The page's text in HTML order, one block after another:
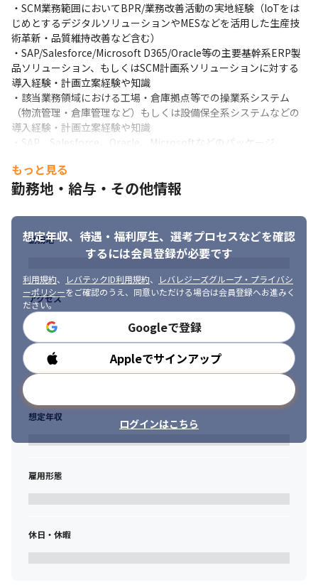
そのため、お客様と新業務を定義し、ルールを具体化し、課題の
対応方針を定めるなどのコンサルティングワークを行います。ま
た、その内容をERPやデジタルソリューションに落とし込み、新
業務がお客様の業務として定着化するまでを支援します。
・該当業務領域での全体を俯瞰したうえで、適切なソリューショ
ン・テクノロジーを組み合わせて効果創出・デジタル変革を推進
することが必要となります。単一のパッケージや技術ソリューシ
ョンの枠組で検討するのでなく、基幹系IT～操業系OTまでを横断
して複数の技術を組み合わせ効果を最大限に創出する能力が必要
ルタント/アーキテクトとしてキャリアパスを歩むことが期待され
ます。
が求められます。CXOクラスをはじめとする各ステークホルダー
に新たな業務革新を提案・実行を推進していく業務コンサルタン
トとしてのスキルが必要となります。
- 同時に広く技術動向に深い理解をもち、実地で積み上げた知見・
経験をベースに日進月歩の最新技術を組合せシステム設計・実装
から計画通りに稼働させることのできるIT/テクノロジーコンサル
タントとしてのスキルが必要となります。
・コンサルタントとして、システム化企画や刷新計画などの最上
流フェーズから参画しプロジェクトの目的やゴール設定から携わ
れることが多く、よりビジネスの経営層に近いところで業務する
ことが可能です。ベンダーから中立な立場で、お客様に最も適切
なソリューションを組合せ評価、選定することが可能です。テク
ノロジーの目利きとして特定のソリューションに縛られることの
ないコンサルテーションを提供することが弊社の最大の特徴の一
· お客様のリクエストの要件や整理
· 提案に必要となる情報収集と、これに基づく提案戦略インプット
の作成(例えば、製品やサービスの機能比較、方法論等の比較、
· 要件に応じた最適なソリューション選定と提案
面談を通じて適切なポジションをご提案させていただきます。な
・SCM業務範囲においてBPR/業務改善活動の実地経験（IoTをは
じめとするデジタルソリューションやMESなどを活用した生産技
術革新・品質維持改善など含む）
・SAP/Salesforce/Microsoft D365/Oracle等の主要基幹系ERP製
品ソリューション、もしくはSCM計画系ソリューションに対する
導入経験・計画立案経験や知識
・該当業務領域における工場・倉庫拠点等での操業系システム
（物流管理・倉庫管理など）もしくは設備保全系システムなどの
導入経験・計画立案経験や知識
・SAP、Salesforce、Oracle、Microsoftなどのパッケージ
もっと見る
勤務地・給与・その他情報
想定年収、待遇・福利厚生、 選考プロセスなどを確認
するには会員登録が必要です
利用規約、 レバテックID利用規約、
レバレジーズグループ・プライバシ
ーポリシーをご確認のうえ、同意いただける場合は会員登録へお進みく
ださい。
Googleで登録
Appleでサインアップ
ログインはこちら
勤務地
アクセス
勤務時間
想定年収
雇用形態
休日・休暇